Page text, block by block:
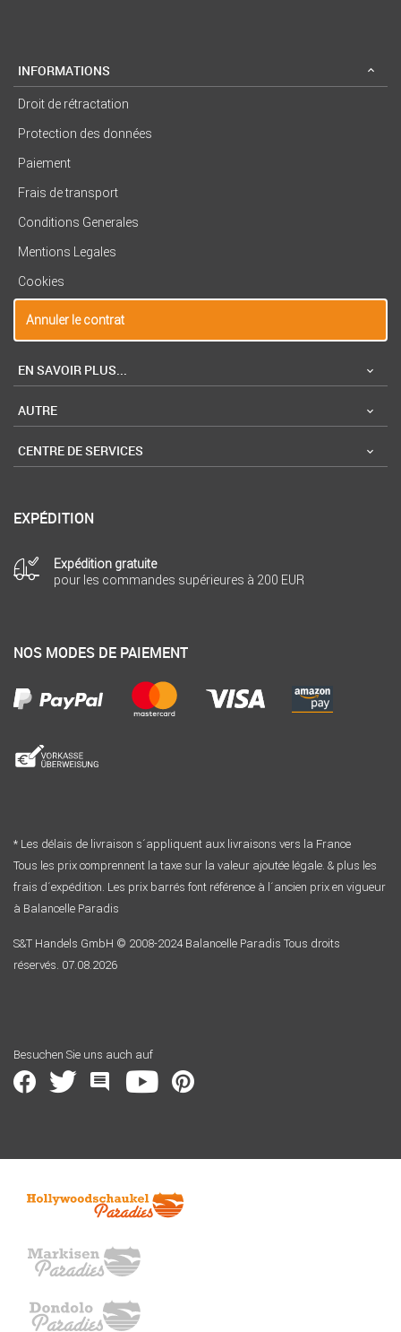
INFORMATIONS
Droit de rétractation
Protection des données
Paiement
Frais de transport
Conditions Generales
Mentions Legales
Cookies
Annuler le contrat
EN SAVOIR PLUS...
AUTRE
CENTRE DE SERVICES
EXPÉDITION
Expédition gratuite
pour les commandes supérieures à 200 EUR
NOS MODES DE PAIEMENT
* Les délais de livraison s´appliquent aux livraisons vers la France
Tous les prix comprennent la taxe sur la valeur ajoutée légale. & plus les
frais d´expédition. Les prix barrés font référence à l´ancien prix en vigueur
à Balancelle Paradis
S&T Handels GmbH © 2008-2024 Balancelle Paradis Tous droits
réservés. 07.08.2026
Besuchen Sie uns auch auf